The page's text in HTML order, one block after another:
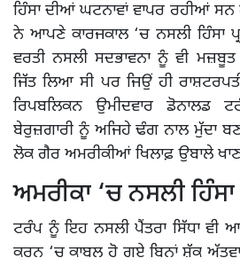
ਹਿੰਸਾ ਦੀਆਂ ਘਟਨਾਵਾਂ ਵਾਪਰ ਰਹੀਆਂ ਸਨ
ਨੇ ਆਪਣੇ ਕਾਰਜਕਾਲ ‘ਚ ਨਸਲੀ ਹਿੰਸਾ
ਵਰਤੀ ਨਸਲੀ ਸਦਭਾਵਨਾ ਨੂੰ ਵੀ ਮਜ਼ਬੂਤ
ਜਿੱਤ ਲਿਆ ਸੀ ਪਰ ਜਿਉਂ ਹੀ
ਰਿਪਬਲਿਕਨ ਉਮੀਦਵਾਰ ਡੋਨਾਲਡ
ਬੇਰੁਜ਼ਗਾਰੀ ਨੂੰ ਅਜਿਹੇ ਢੰਗ ਨਾਲ ਮੁੱਦਾ
ਲੋਕ ਗੈਰ ਅਮਰੀਕੀਆਂ ਖਿਲਾਫ਼ ਉਬਾਲੇ
ਅਮਰੀਕਾ ‘ਚ ਨਸਲੀ ਹਿੰਸਾ
ਟਰੰਪ ਨੂੰ ਇਹ ਨਸਲੀ ਪੈਂਤਰਾ ਸਿੱਧਾ ਵੀ
ਕਰਨ ‘ਚ ਕਾਬਲ ਹੋ ਗਏ ਬਿਨਾਂ ਸ਼ੱਕ